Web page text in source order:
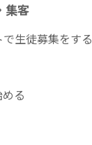
集客
生徒募集をする
る